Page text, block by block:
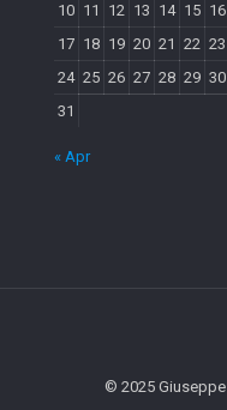
10 11 12 13 14 15 16
17 18 19 20 21 22 23
24 25 26 27 28 29 30
31
« Apr
© 2025